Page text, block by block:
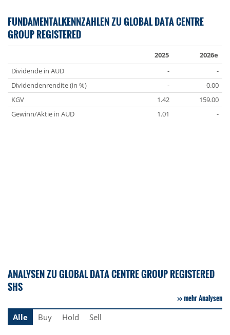
FUNDAMENTALKENNZAHLEN ZU GLOBAL DATA CENTRE
GROUP REGISTERED
2025
2026e
Dividende in AUD
-
-
Dividendenrendite (in %)
-
0.00
KGV
1.42
159.00
Gewinn/Aktie in AUD
1.01 -
ANALYSEN ZU GLOBAL DATA CENTRE GROUP REGISTERED
SHS
mehr Analysen
Alle
Buy Hold Sell